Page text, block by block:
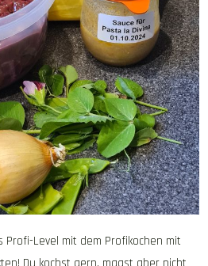
Profi-Level mit dem Profikochen mit